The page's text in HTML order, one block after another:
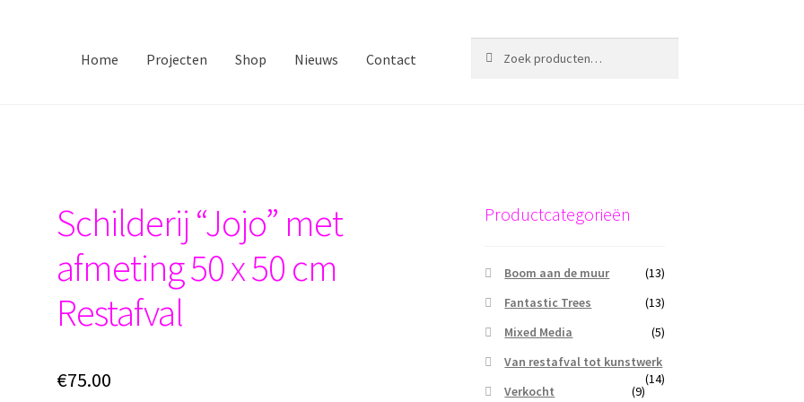
Home Projecten Shop Nieuws Contact
naar:
Schilderij “Jojo” met
afmeting 50 x 50 cm
Restafval
€75.00
Productcategorieën
Boom aan de muur
(13)
Fantastic Trees
(13)
Mixed Media
(5)
Van restafval tot kunstwerk
(14)
Verkocht
(9)